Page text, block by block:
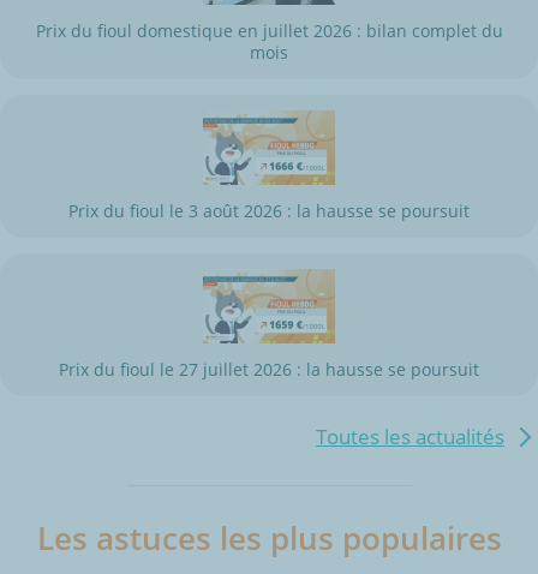
Prix du fioul domestique en juillet 2026 : bilan complet du
mois
Prix du fioul le 3 août 2026 : la hausse se poursuit
Prix du fioul le 27 juillet 2026 : la hausse se poursuit
Toutes les actualités
Les astuces les plus populaires